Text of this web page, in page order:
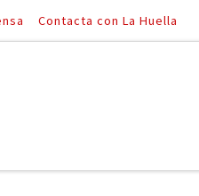
Contacta con La Huella